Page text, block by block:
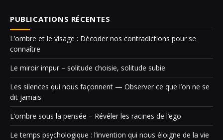
PUBLICATIONS RÉCENTES
L’ombre et le visage : Décoder nos contradictions pour se
connaître
Le miroir impur – solitude choisie, solitude subie
Les silences qui nous façonnent — Observer ce que l’on ne se
dit jamais
L’ombre sous la pensée – Révéler les racines de l’ego
Le temps psychologique : l’invention qui nous éloigne de la vie